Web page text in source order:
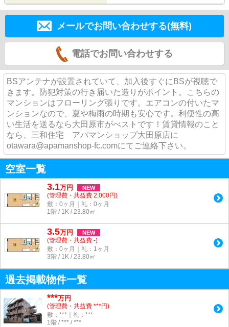
メールでお問い合わせする(無料)
電話でお問い合わせする
BSアンテナが設置されていて、加入後すぐにBSが視聴で
きます。防犯対策の行き届いた造りがポイント。こちらの
マンションはフローリング張りです。エアコンの付いたマ
ンションなので、夏や梅雨の時期も安心です。利便性の高
い生活を送るなら大田原市がべストです！賃貸情報のこと
なら、三和住宅 アパマンショップ大田原店に
otawara@apamanshop-fc.comにてご連絡下さい。
空室一覧
3.1万円 NEW
(管理費・共益費 2,000円)
敷：0ヶ月｜礼：0ヶ月
1階 / 1K / 23.80㎡
3.5万円 NEW
(管理費・共益費 -)
敷：0ヶ月｜礼：1ヶ月
3階 / 1K / 23.80㎡
過去掲載物件一覧
***万円
(管理費・共益費 ***円)
敷：***｜礼：***
1階 / *** / ***